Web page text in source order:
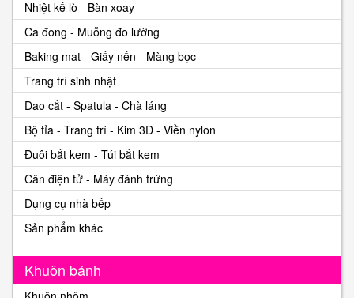
Nhiệt kế lò - Bàn xoay
Ca đong - Muỗng đo lường
Baking mat - Giấy nến - Màng bọc
Trang trí sinh nhật
Dao cắt - Spatula - Chà láng
Bộ tỉa - Trang trí - Kim 3D - Viền nylon
Đuôi bắt kem - Túi bắt kem
Cân điện tử - Máy đánh trứng
Dụng cụ nhà bếp
Sản phẩm khác
Khuôn bánh